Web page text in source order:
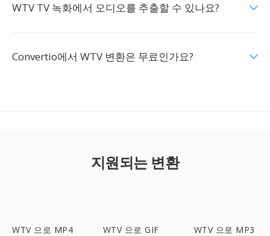
WTV TV 녹화에서 오디오를 추출할 수 있나요?
Convertio에서 WTV 변환은 무료인가요?
지원되는 변환
WTV 으로 MP4 WTV 으로 GIF WTV 으로 MP3